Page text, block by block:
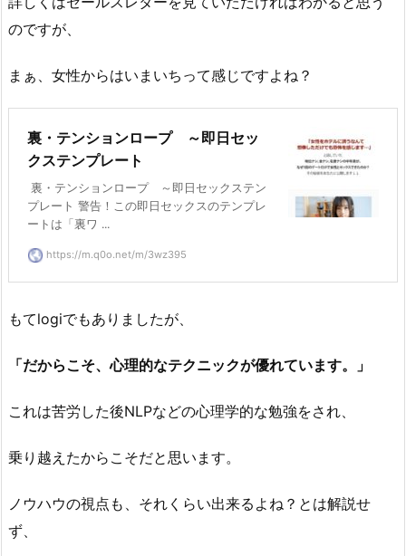
のですが、
まぁ、女性からはいまいちって感じですよね？
裏・テンションロープ ～即日セッ
クステンプレート
裏・テンションロープ ～即日セックステン
プレート 警告！この即日セックスのテンプレ
ートは「裏ワ ...
https://m.q0o.net/m/3wz395
もてlogiでもありましたが、
「だからこそ、心理的なテクニックが優れています。」
これは苦労した後NLPなどの心理学的な勉強をされ、
乗り越えたからこそだと思います。
ノウハウの視点も、それくらい出来るよね？とは解説せ
ず、